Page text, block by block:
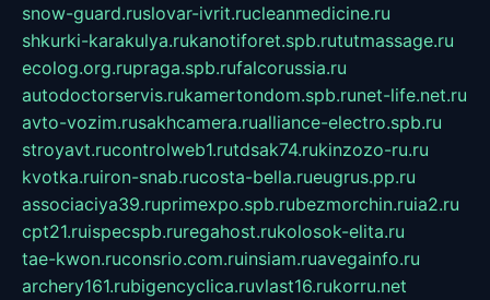
snow-guard.ruslovar-ivrit.rucleanmedicine.ru
shkurki-karakulya.rukanotiforet.spb.rututmassage.ru
ecolog.org.rupraga.spb.rufalcorussia.ru
autodoctorservis.rukamertondom.spb.runet-life.net.ru
avto-vozim.rusakhcamera.rualliance-electro.spb.ru
stroyavt.rucontrolweb1.rutdsak74.rukinzozo-ru.ru
kvotka.ruiron-snab.rucosta-bella.rueugrus.pp.ru
associaciya39.ruprimexpo.spb.rubezmorchin.ruia2.ru
cpt21.ruispecspb.ruregahost.rukolosok-elita.ru
tae-kwon.ruconsrio.com.ruinsiam.ruavegainfo.ru
archery161.rubigencyclica.ruvlast16.rukorru.net